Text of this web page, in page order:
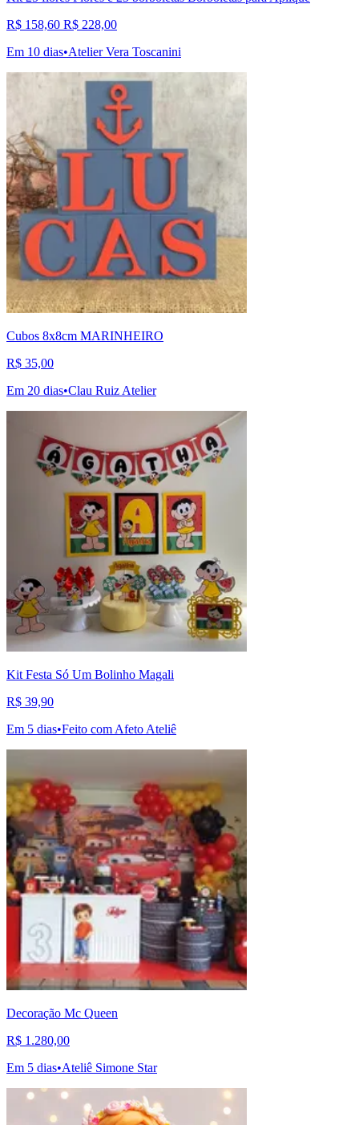
R$ 158,60 R$ 228,00
Em 10 dias•Atelier Vera Toscanini
Cubos 8x8cm MARINHEIRO
R$ 35,00
Em 20 dias•Clau Ruiz Atelier
Kit Festa Só Um Bolinho Magali
R$ 39,90
Em 5 dias•Feito com Afeto Ateliê
Decoração Mc Queen
R$ 1.280,00
Em 5 dias•Ateliê Simone Star